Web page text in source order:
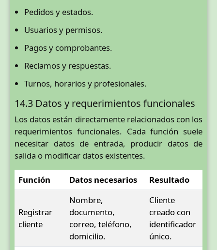
Pedidos y estados.
Usuarios y permisos.
Pagos y comprobantes.
Reclamos y respuestas.
Turnos, horarios y profesionales.
14.3 Datos y requerimientos funcionales
Los datos están directamente relacionados con los
requerimientos funcionales. Cada función suele
necesitar datos de entrada, producir datos de
salida o modificar datos existentes.
Función Datos necesarios Resultado
Registrar
cliente
Nombre,
documento,
correo, teléfono,
domicilio.
Cliente
creado con
identificador
único.